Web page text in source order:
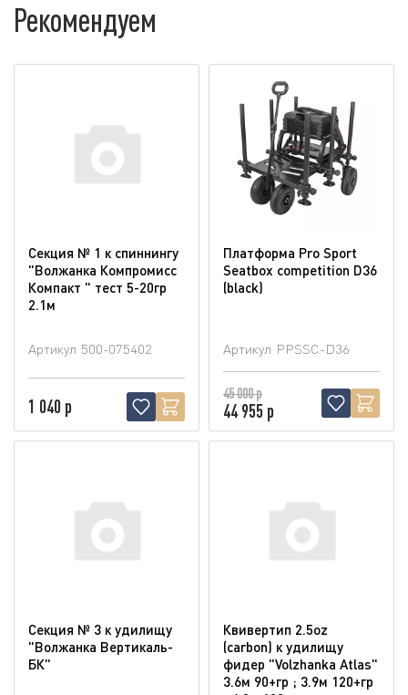
Рекомендуем
Секция № 1 к спиннингу
"Волжанка Компромисс
Компакт " тест 5-20гр
2.1м
Артикул 500-075402
1 040 р
Платформа Pro Sport
Seatbox competition D36
(blaсk)
Артикул PPSSC-D36
45 000 р
44 955 р
Секция № 3 к удилищу
"Волжанка Вертикаль-
БК"
Квивертип 2.5oz
(carbon) к удилищу
фидер "Volzhanka Atlas"
3.6м 90+гр ; 3.9м 120+гр